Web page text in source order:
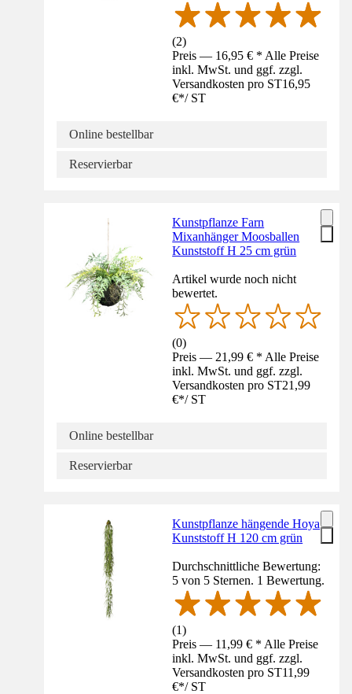
(2)
Preis — 16,95 € * Alle Preise
inkl. MwSt. und ggf. zzgl.
Versandkosten pro ST16,95
€*/ ST
Online bestellbar
Reservierbar
Kunstpflanze Farn
Mixanhänger Moosballen
Kunststoff H 25 cm grün
Artikel wurde noch nicht
bewertet.
(0)
Preis — 21,99 € * Alle Preise
inkl. MwSt. und ggf. zzgl.
Versandkosten pro ST21,99
€*/ ST
Online bestellbar
Reservierbar
Kunstpflanze hängende Hoya
Kunststoff H 120 cm grün
Durchschnittliche Bewertung:
5 von 5 Sternen. 1 Bewertung.
(1)
Preis — 11,99 € * Alle Preise
inkl. MwSt. und ggf. zzgl.
Versandkosten pro ST11,99
€*/ ST